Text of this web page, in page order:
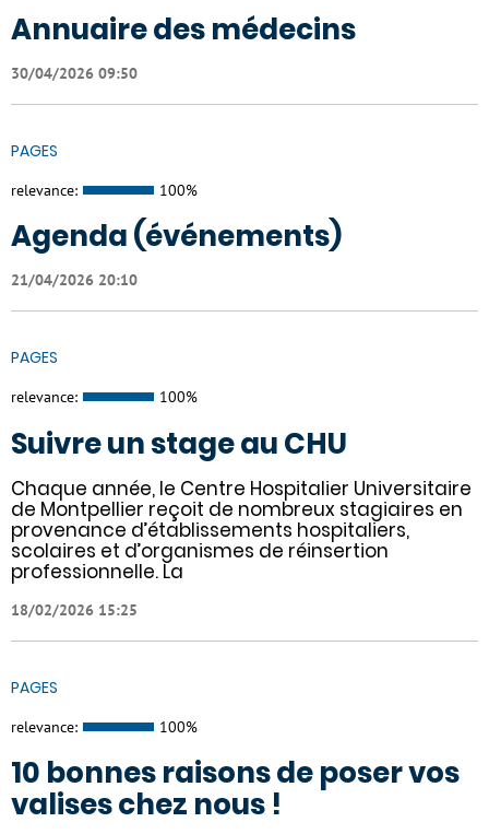
Annuaire des médecins
30/04/2026 09:50
PAGES
relevance: 100%
Agenda (événements)
21/04/2026 20:10
PAGES
relevance: 100%
Suivre un stage au CHU
Chaque année, le Centre Hospitalier Universitaire
de Montpellier reçoit de nombreux stagiaires en
provenance d’établissements hospitaliers,
scolaires et d’organismes de réinsertion
professionnelle. La
18/02/2026 15:25
PAGES
relevance: 100%
10 bonnes raisons de poser vos
valises chez nous !